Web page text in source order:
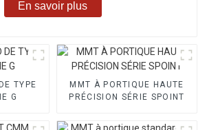
En savoir plus
TYPE
G
MMT À PORTIQUE HAUTE
PRÉCISION SÉRIE SPOINT